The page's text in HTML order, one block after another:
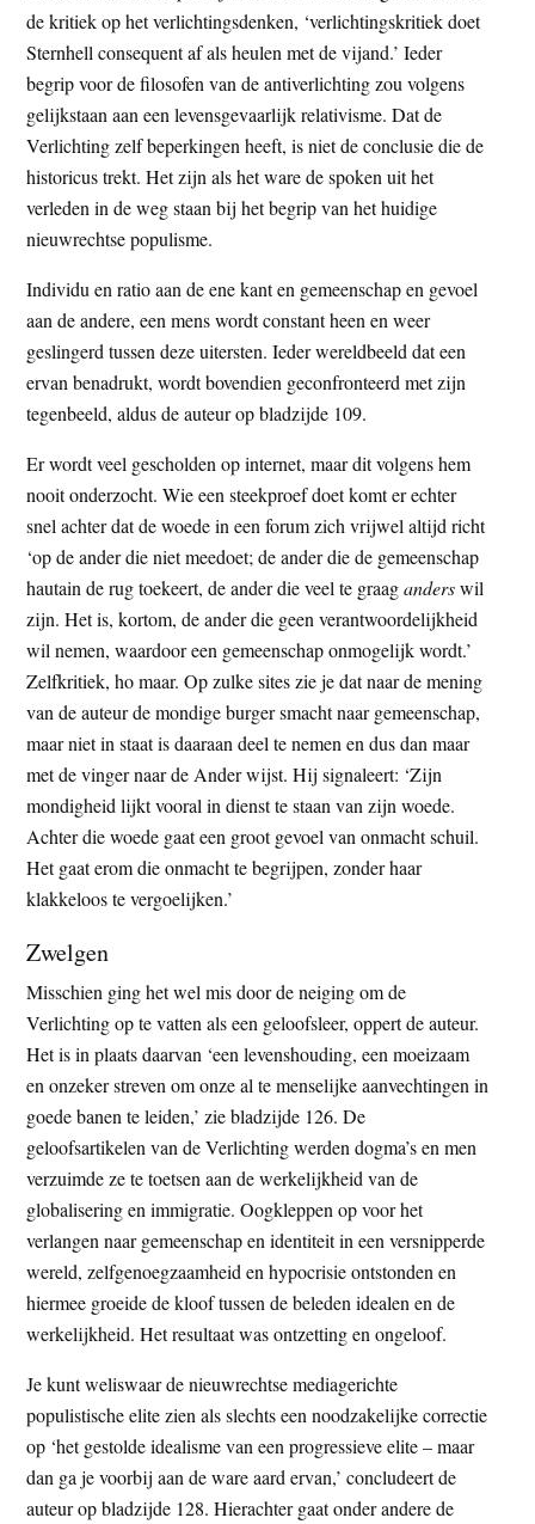
de kritiek op het verlichtingsdenken, ‘verlichtingskritiek doet
Sternhell consequent af als heulen met de vijand.’ Ieder
begrip voor de filosofen van de antiverlichting zou volgens
gelijkstaan aan een levensgevaarlijk relativisme. Dat de
Verlichting zelf beperkingen heeft, is niet de conclusie die de
historicus trekt. Het zijn als het ware de spoken uit het
verleden in de weg staan bij het begrip van het huidige
nieuwrechtse populisme.
Individu en ratio aan de ene kant en gemeenschap en gevoel
aan de andere, een mens wordt constant heen en weer
geslingerd tussen deze uitersten. Ieder wereldbeeld dat een
ervan benadrukt, wordt bovendien geconfronteerd met zijn
tegenbeeld, aldus de auteur op bladzijde 109.
Er wordt veel gescholden op internet, maar dit volgens hem
nooit onderzocht. Wie een steekproef doet komt er echter
snel achter dat de woede in een forum zich vrijwel altijd richt
‘op de ander die niet meedoet; de ander die de gemeenschap
hautain de rug toekeert, de ander die veel te graaganderswil
zijn. Het is, kortom, de ander die geen verantwoordelijkheid
wil nemen, waardoor een gemeenschap onmogelijk wordt.’
Zelfkritiek, ho maar. Op zulke sites zie je dat naar de mening
van de auteur de mondige burger smacht naar gemeenschap,
maar niet in staat is daaraan deel te nemen en dus dan maar
met de vinger naar de Ander wijst. Hij signaleert: ‘Zijn
mondigheid lijkt vooral in dienst te staan van zijn woede.
Achter die woede gaat een groot gevoel van onmacht schuil.
Het gaat erom die onmacht te begrijpen, zonder haar
klakkeloos te vergoelijken.’
Zwelgen
Misschien ging het wel mis door de neiging om de
Verlichting op te vatten als een geloofsleer, oppert de auteur.
Het is in plaats daarvan ‘een levenshouding, een moeizaam
en onzeker streven om onze al te menselijke aanvechtingen in
goede banen te leiden,’ zie bladzijde 126. De
geloofsartikelen van de Verlichting werden dogma’s en men
verzuimde ze te toetsen aan de werkelijkheid van de
globalisering en immigratie. Oogkleppen op voor het
verlangen naar gemeenschap en identiteit in een versnipperde
wereld, zelfgenoegzaamheid en hypocrisie ontstonden en
hiermee groeide de kloof tussen de beleden idealen en de
werkelijkheid. Het resultaat was ontzetting en ongeloof.
Je kunt weliswaar de nieuwrechtse mediagerichte
populistische elite zien als slechts een noodzakelijke correctie
op ‘het gestolde idealisme van een progressieve elite – maar
dan ga je voorbij aan de ware aard ervan,’ concludeert de
auteur op bladzijde 128. Hierachter gaat onder andere de